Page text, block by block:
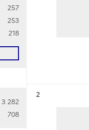
257
253
218
3 282
708
2